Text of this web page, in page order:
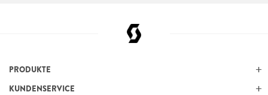
PRODUKTE
KUNDENSERVICE